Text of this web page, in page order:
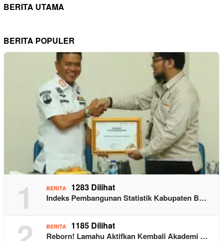
BERITA UTAMA
BERITA POPULER
1 BERITA 1283 Dilihat
Indeks Pembangunan Statistik Kabupaten B…
BERITA 1185 Dilihat
Reborn! Lamahu Aktifkan Kembali Akademi …